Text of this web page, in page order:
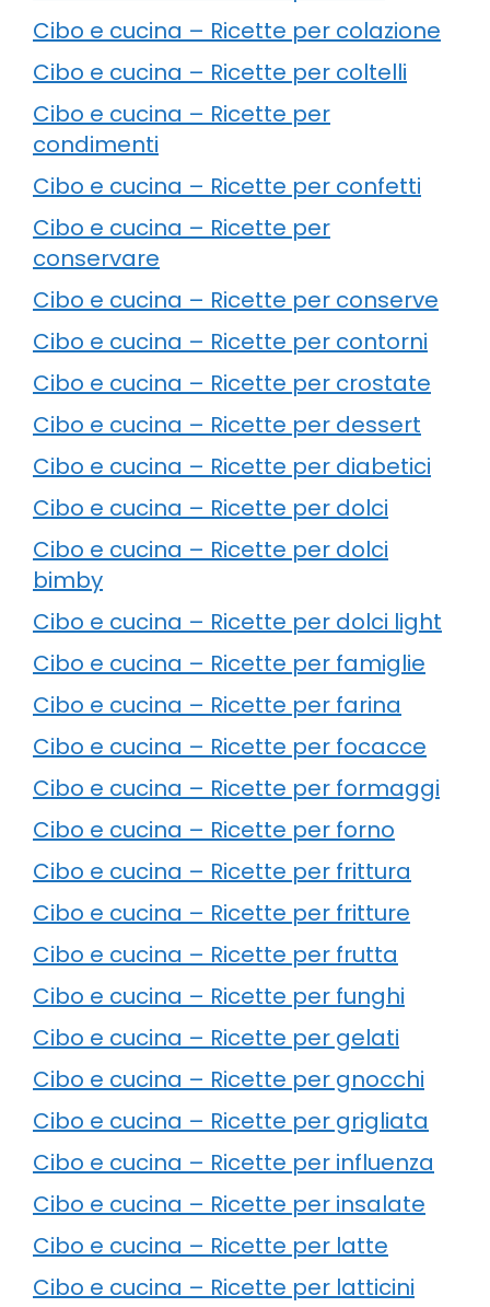
Cibo e cucina – Ricette per colazione
Cibo e cucina – Ricette per coltelli
Cibo e cucina – Ricette per
condimenti
Cibo e cucina – Ricette per confetti
Cibo e cucina – Ricette per
conservare
Cibo e cucina – Ricette per conserve
Cibo e cucina – Ricette per contorni
Cibo e cucina – Ricette per crostate
Cibo e cucina – Ricette per dessert
Cibo e cucina – Ricette per diabetici
Cibo e cucina – Ricette per dolci
Cibo e cucina – Ricette per dolci
bimby
Cibo e cucina – Ricette per dolci light
Cibo e cucina – Ricette per famiglie
Cibo e cucina – Ricette per farina
Cibo e cucina – Ricette per focacce
Cibo e cucina – Ricette per formaggi
Cibo e cucina – Ricette per forno
Cibo e cucina – Ricette per frittura
Cibo e cucina – Ricette per fritture
Cibo e cucina – Ricette per frutta
Cibo e cucina – Ricette per funghi
Cibo e cucina – Ricette per gelati
Cibo e cucina – Ricette per gnocchi
Cibo e cucina – Ricette per grigliata
Cibo e cucina – Ricette per influenza
Cibo e cucina – Ricette per insalate
Cibo e cucina – Ricette per latte
Cibo e cucina – Ricette per latticini